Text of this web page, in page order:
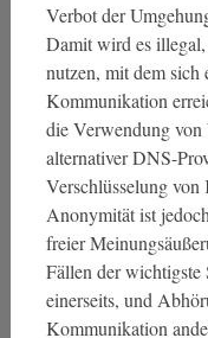
Verbot der
Damit wird es
nutzen, mit dem sich
Kommunikation
die Verwendung
alternativer DNS-
Verschlüsselung
Anonymität ist
freier
Fällen der
einerseits, und
Kommunikation